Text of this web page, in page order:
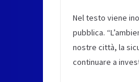
Nel testo viene
pubblica.
nostre città, la
continuare a